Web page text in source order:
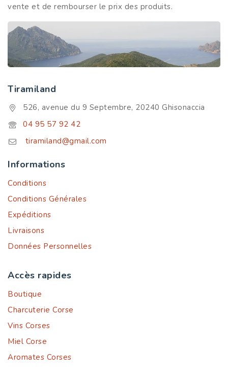
vente et de rembourser le prix des produits.
Tiramiland
526, avenue du 9 Septembre, 20240 Ghisonaccia
04 95 57 92 42
tiramiland@gmail.com
Informations
Conditions
Conditions Générales
Expéditions
Livraisons
Données Personnelles
Accès rapides
Boutique
Charcuterie Corse
Vins Corses
Miel Corse
Aromates Corses